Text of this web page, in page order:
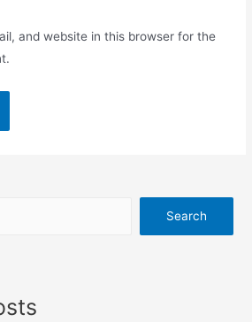
and website in this browser for the
Search